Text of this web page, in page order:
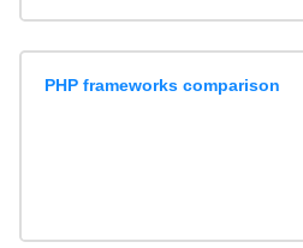
PHP frameworks comparison